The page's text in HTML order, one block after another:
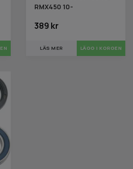
RMX450 10-
389 kr
LÄS MER